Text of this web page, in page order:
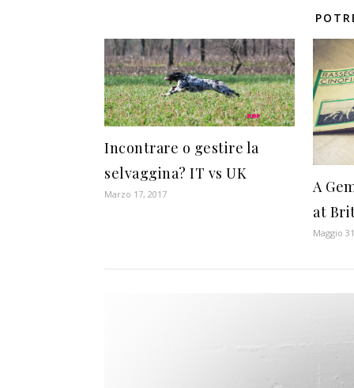
Incontrare o gestire la
selvaggina? IT vs UK
Marzo 17, 2017
A
at
Maggio